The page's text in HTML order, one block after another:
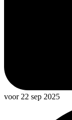
voor 22 sep 2025